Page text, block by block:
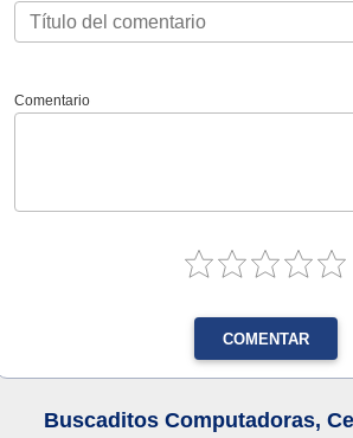
Comentario
COMENTAR
Buscaditos Computadoras,